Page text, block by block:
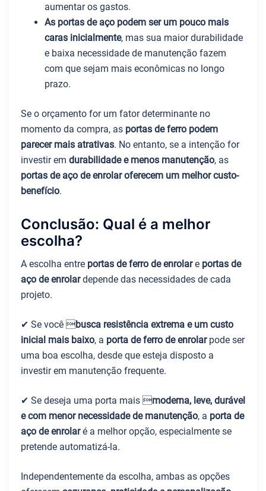
aumentar os gastos.
As portas de aço podem ser um pouco mais
caras inicialmente, mas sua maior durabilidade
e baixa necessidade de manutenção fazem
com que sejam mais econômicas no longo
prazo.
Se o orçamento for um fator determinante no
momento da compra, as portas de ferro podem
parecer mais atrativas. No entanto, se a intenção for
investir em durabilidade e menos manutenção, as
portas de aço de enrolar oferecem um melhor custo-
benefício.
Conclusão: Qual é a melhor
escolha?
A escolha entre portas de ferro de enrolare portas de
aço de enrolardepende das necessidades de cada
projeto.
✔ Se você busca resistência extrema e um custo
inicial mais baixo, a porta de ferro de enrolarpode ser
uma boa escolha, desde que esteja disposto a
investir em manutenção frequente.
✔ Se deseja uma porta mais moderna, leve, durável
e com menor necessidade de manutenção, a porta de
aço de enrolaré a melhor opção, especialmente se
pretende automatizá-la.
Independentemente da escolha, ambas as opções